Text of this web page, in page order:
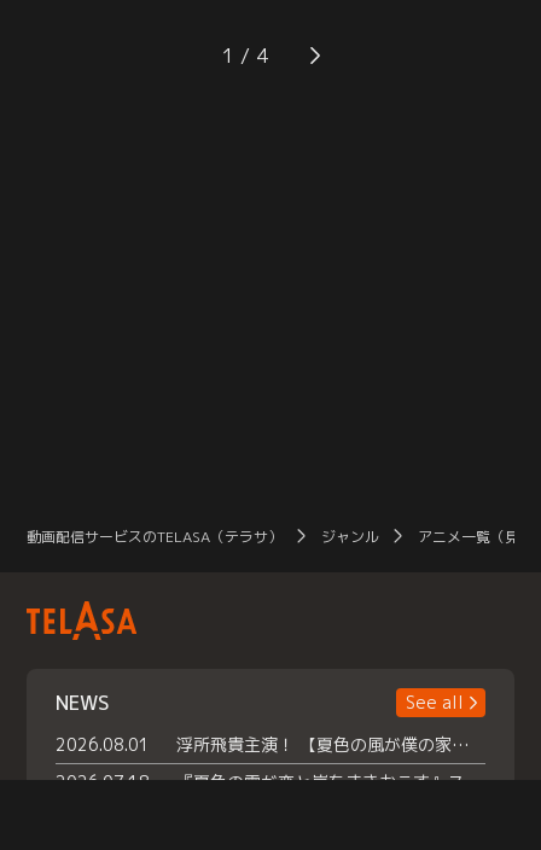
すべく桂はオーガスで出撃する。
【提供：バンダイチャンネル】
させたのだった。【提供：バンダイ
チャンネル】
1
動画配信サービスのTELASA（テラサ） ジャンル アニメ一覧（見放
NEWS
See all
2026.08.01
浮所飛貴主演！ 【夏色の風が僕の家にやってきた】 本日よりテラサで独占配信スタート！
2026.07.18
『夏色の雲が恋と嵐をまきおこす』スペシャルメイキング 【Part1】2026年７月18日（土）23時30分～配信スタート！話題のシーンの裏側を大公開！豪華キャスト大集合！ 『武宮家 真夏の家族会議』開催！